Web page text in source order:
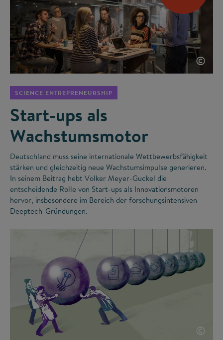
©
SCIENCE ENTREPRENEURSHIP
Start-ups als
Wachstumsmotor
Deutschland muss seine internationale Wettbewerbsfähigkeit
stärken und gleichzeitig neue Wachstumsimpulse generieren.
In seinem Beitrag hebt Volker Meyer-Guckel die
entscheidende Rolle von Start-ups als Innovationsmotoren
hervor, insbesondere im Bereich der forschungsintensiven
Deeptech-Gründungen.
©